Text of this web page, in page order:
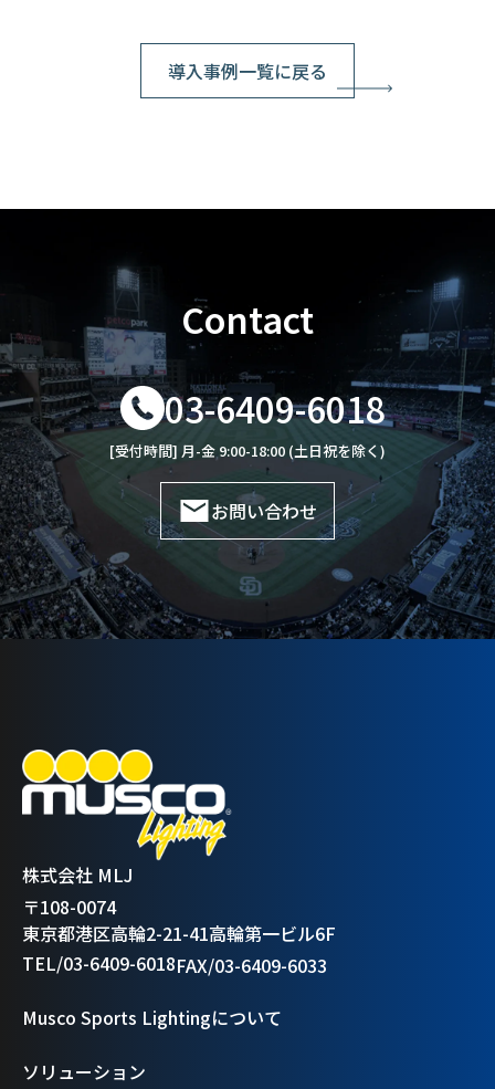
導入事例一覧に戻る
Contact
03-6409-6018
[受付時間] 月-金 9:00-18:00 (土日祝を除く)
お問い合わせ
株式会社 MLJ
〒108-0074
東京都港区高輪2-21-41高輪第一ビル6F
TEL/03-6409-6018FAX/03-6409-6033
Musco Sports Lightingについて
ソリューション